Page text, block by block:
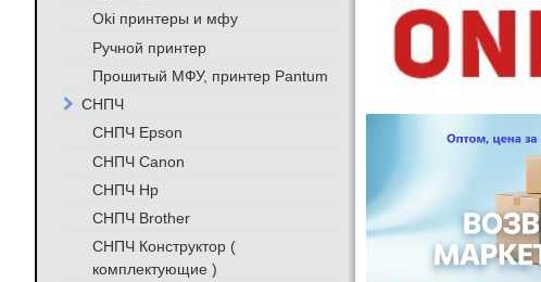
Oki принтеры и мфу
Ручной принтер
Прошитый МФУ, принтер Pantum
СНПЧ
СНПЧ Epson
СНПЧ Canon
СНПЧ Hp
СНПЧ Brother
СНПЧ Конструктор (
комплектующие )